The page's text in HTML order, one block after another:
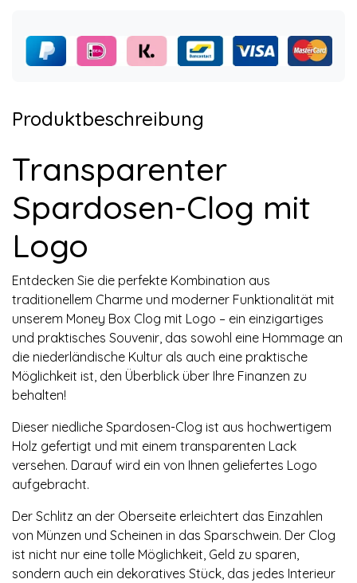
Produktbeschreibung
Transparenter
Spardosen-Clog mit
Logo
Entdecken Sie die perfekte Kombination aus
traditionellem Charme und moderner Funktionalität mit
unserem Money Box Clog mit Logo – ein einzigartiges
und praktisches Souvenir, das sowohl eine Hommage an
die niederländische Kultur als auch eine praktische
Möglichkeit ist, den Überblick über Ihre Finanzen zu
behalten!
Dieser niedliche Spardosen-Clog ist aus hochwertigem
Holz gefertigt und mit einem transparenten Lack
versehen. Darauf wird ein von Ihnen geliefertes Logo
aufgebracht.
Der Schlitz an der Oberseite erleichtert das Einzahlen
von Münzen und Scheinen in das Sparschwein. Der Clog
ist nicht nur eine tolle Möglichkeit, Geld zu sparen,
sondern auch ein dekoratives Stück, das jedes Interieur